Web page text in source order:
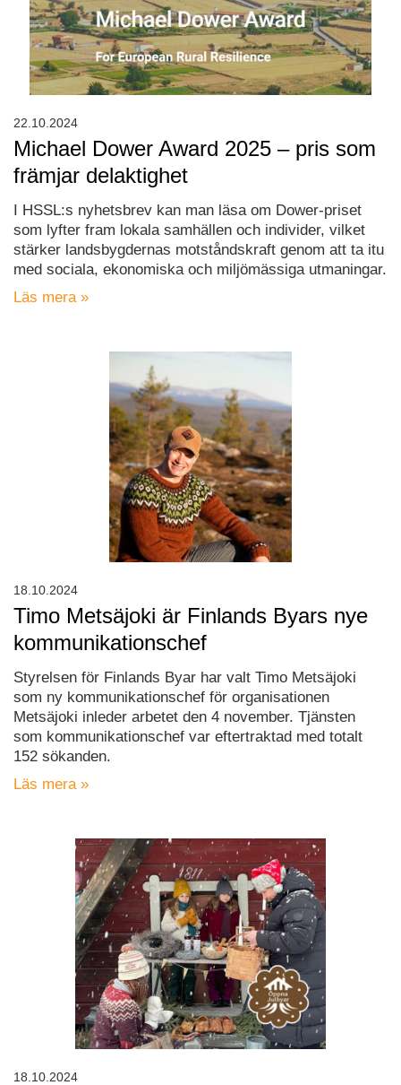
Michael Dower Award 2025 – pris som
främjar delaktighet
I HSSL:s nyhetsbrev kan man läsa om Dower-priset
som lyfter fram lokala samhällen och individer, vilket
stärker landsbygdernas motståndskraft genom att ta itu
med sociala, ekonomiska och miljömässiga utmaningar.
Läs mera »
22.10.2024
Timo Metsäjoki är Finlands Byars nye
kommunikationschef
Styrelsen för Finlands Byar har valt Timo Metsäjoki
som ny kommunikationschef för organisationen
Metsäjoki inleder arbetet den 4 november. Tjänsten
som kommunikationschef var eftertraktad med totalt
152 sökanden.
Läs mera »
18.10.2024
18.10.2024